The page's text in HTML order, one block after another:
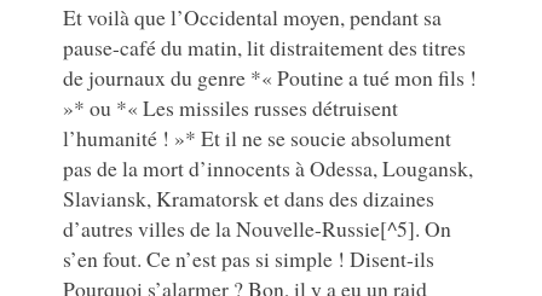
Et voilà que l’Occidental moyen, pendant sa
pause-café du matin, lit distraitement des titres
de journaux du genre *« Poutine a tué mon fils !
»* ou *« Les missiles russes détruisent
l’humanité ! »* Et il ne se soucie absolument
pas de la mort d’innocents à Odessa, Lougansk,
Slaviansk, Kramatorsk et dans des dizaines
d’autres villes de la Nouvelle-Russie[^5]. On
s’en fout. Ce n’est pas si simple ! Disent-ils
Pourquoi s’alarmer ? Bon, il y a eu un raid